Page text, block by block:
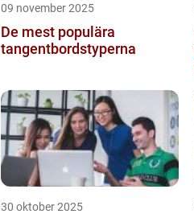
09 november 2025
De mest populära
tangentbordstyperna
30 oktober 2025